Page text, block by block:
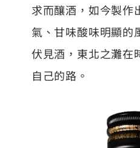
求而釀酒，如今製作
氣、甘味酸味明顯的
伏見酒，東北之灘在
自己的路。